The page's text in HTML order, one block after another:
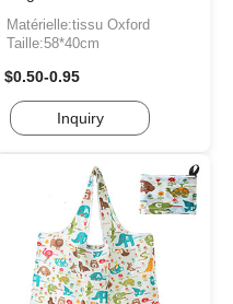
Matérielle:tissu Oxford
Taille:58*40cm
$0.50-0.95
Inquiry